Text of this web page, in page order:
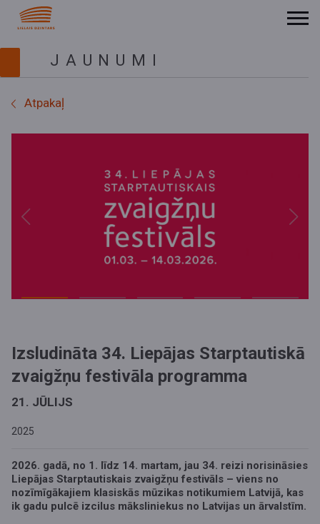
JAUNUMI
Atpakaļ
Previous Next
Izsludināta 34. Liepājas Starptautiskā
zvaigžņu festivāla programma
21. JŪLIJS
2025
2026. gadā, no 1. līdz 14. martam, jau 34. reizi norisināsies
Liepājas Starptautiskais zvaigžņu festivāls – viens no
nozīmīgākajiem klasiskās mūzikas notikumiem Latvijā, kas
ik gadu pulcē izcilus māksliniekus no Latvijas un ārvalstīm.